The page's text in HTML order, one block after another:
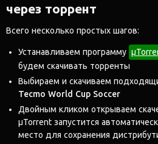
через торрент
Всего несколько простых шагов:
Устанавливаем программу
будем скачивать торренты
Выбираем и скачиваем
Tecmo World Cup Soccer
Двойным кликом открываем
μTorrent запустится
место для сохранения